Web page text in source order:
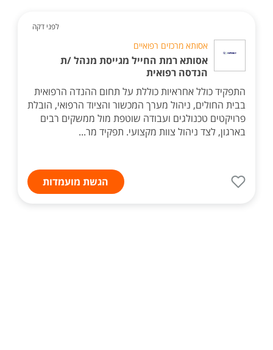
לפני דקה
אסותא מרכזים רפואיים
אסותא רמת החייל מגייסת מנהל /ת
הנדסה רפואית
התפקיד כולל אחראיות כוללת על תחום ההנדה הרפואית
בבית החולים, ניהול מערך המכשור והציוד הרפואי, הובלת
פרויקטים טכנולגים ועבודה שוטפת מול ממשקים רבים
בארגון, לצד ניהול צוות מקצועי. תפקיד מר...
הגשת מועמדות